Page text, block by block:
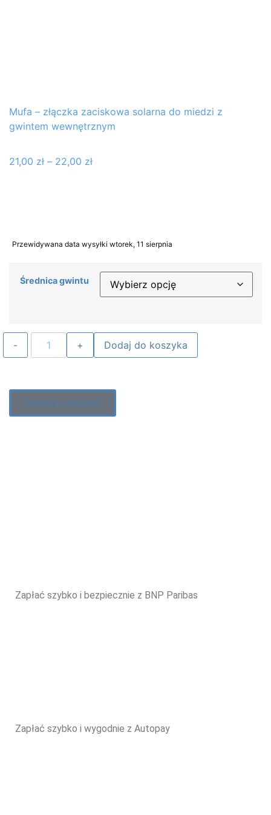
Mufa – złączka zaciskowa solarna do miedzi z
gwintem wewnętrznym
21,00 zł – 22,00 zł
Przewidywana data wysyłki wtorek, 11 sierpnia
Średnica gwintu
Dodaj do koszyka
Zapytaj o produkt
Zapłać szybko i bezpiecznie z BNP Paribas
Zapłać szybko i wygodnie z Autopay